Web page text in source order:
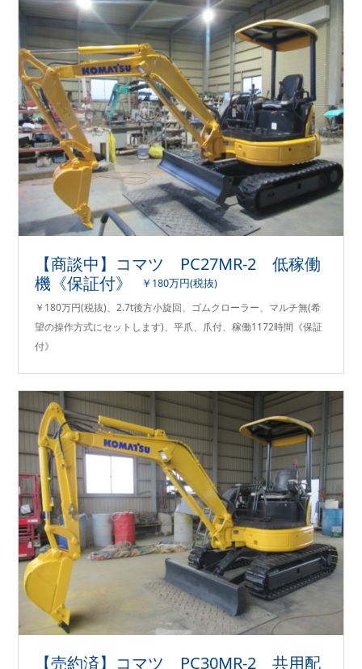
【商談中】コマツ PC27MR-2 低稼働
機《保証付》
￥180万円(税抜)
￥180万円(税抜)、2.7t後方小旋回、ゴムクローラー、マルチ無(希
望の操作方式にセットします)、平爪、爪付、稼働1172時間《保証
付》
【売約済】コマツ PC30MR-2 共用配